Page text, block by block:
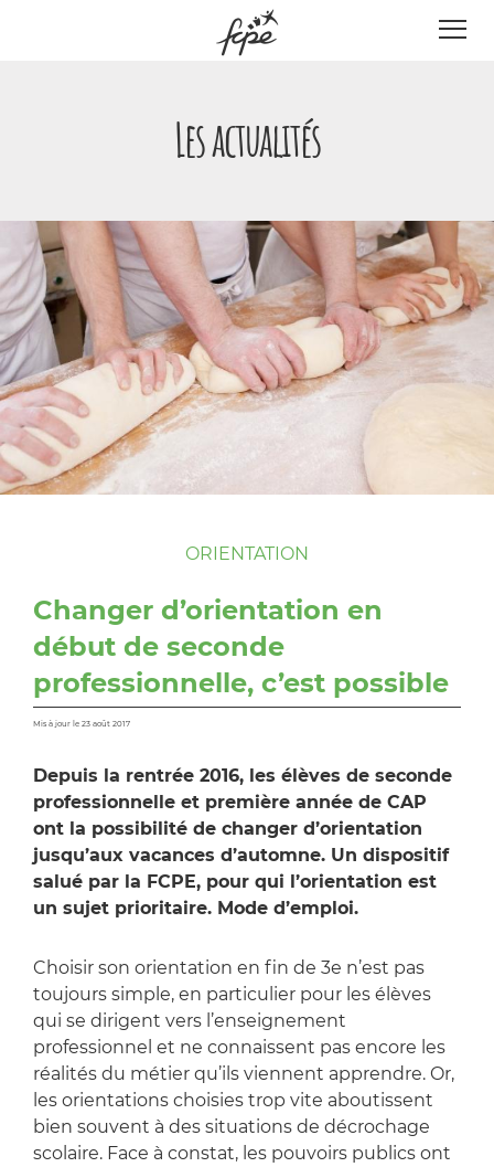
Les actualités
ORIENTATION
Changer d’orientation en
début de seconde
professionnelle, c’est possible
Mis à jour le 23 août 2017
Depuis la rentrée 2016, les élèves de seconde
professionnelle et première année de CAP
ont la possibilité de changer d’orientation
jusqu’aux vacances d’automne. Un dispositif
salué par la FCPE, pour qui l’orientation est
un sujet prioritaire. Mode d’emploi.
Choisir son orientation en fin de 3e n’est pas
toujours simple, en particulier pour les élèves
qui se dirigent vers l’enseignement
professionnel et ne connaissent pas encore les
réalités du métier qu’ils viennent apprendre. Or,
les orientations choisies trop vite aboutissent
bien souvent à des situations de décrochage
scolaire. Face à constat, les pouvoirs publics ont
Panneau de gestion des cookies